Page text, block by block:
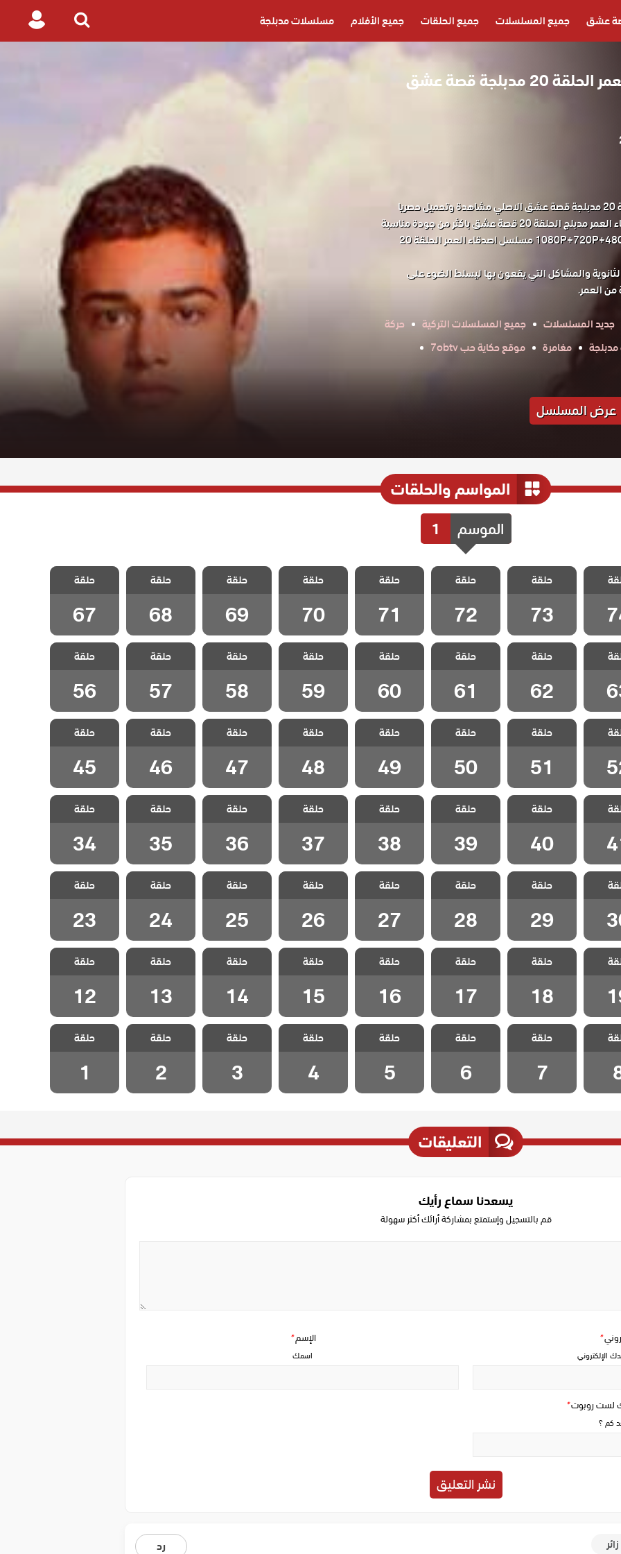
عشق جميع المسلسلات جميع الحلقات جميع الأفلام مسلسلات مدبلجة
Search
Login
مسلسل اصدقاء العمر الحلقة 20 مدبلجة قصة عشق
مسلسل اصدقاء العمر الحلقة 20 مدبلجة قصة عشق الاصلي مشاهدة وتحميل حصريا
مسلسل الدراما التركي اصدقاء العمر مدبلج الحلقة 20 قصة عشق باكثر من جودة مناسبة
للجوال 1080P+720P+480P+360P FULL HD مسلسل اصدقاء العمر الحلقة 20
والمشاكل التي يقعون بها ليسلط الضوء على
من العمر.
جديد المسلسلات جميع المسلسلات التركية
حركة
مغامرة
موقع حكاية حب 7obtv
عرض المسلسل
المواسم والحلقات
الموسم 1
74
مسلسل اصدقاء
العمر مدبلج
الحلقة 73
حلقة
73
مسلسل اصدقاء
العمر مدبلج
الحلقة 72
حلقة
72
مسلسل اصدقاء
العمر مدبلج
الحلقة 71
حلقة
71
مسلسل اصدقاء
العمر مدبلج
الحلقة 70
حلقة
70
مسلسل اصدقاء
العمر مدبلج
الحلقة 69
حلقة
69
مسلسل اصدقاء
العمر مدبلج
الحلقة 68
حلقة
68
مسلسل اصدقاء
العمر مدبلج
الحلقة 67
حلقة
67
63
مسلسل اصدقاء
العمر مدبلج
الحلقة 62
حلقة
62
مسلسل اصدقاء
العمر مدبلج
الحلقة 61
حلقة
61
مسلسل اصدقاء
العمر مدبلج
الحلقة 60
حلقة
60
مسلسل اصدقاء
العمر مدبلج
الحلقة 59
حلقة
59
مسلسل اصدقاء
العمر مدبلج
الحلقة 58
حلقة
58
مسلسل اصدقاء
العمر مدبلج
الحلقة 57
حلقة
57
مسلسل اصدقاء
العمر مدبلج
الحلقة 56
حلقة
56
52
مسلسل اصدقاء
العمر مدبلج
الحلقة 51
حلقة
51
مسلسل اصدقاء
العمر مدبلج
الحلقة 50
حلقة
50
مسلسل اصدقاء
العمر مدبلج
الحلقة 49
حلقة
49
مسلسل اصدقاء
العمر مدبلج
الحلقة 48
حلقة
48
مسلسل اصدقاء
العمر مدبلج
الحلقة 47
حلقة
47
مسلسل اصدقاء
العمر مدبلج
الحلقة 46
حلقة
46
مسلسل اصدقاء
العمر مدبلج
الحلقة 45
حلقة
45
41
مسلسل اصدقاء
العمر مدبلج
الحلقة 40
حلقة
40
مسلسل اصدقاء
العمر مدبلج
الحلقة 39
حلقة
39
مسلسل اصدقاء
العمر مدبلج
الحلقة 38
حلقة
38
مسلسل اصدقاء
العمر مدبلج
الحلقة 37
حلقة
37
مسلسل اصدقاء
العمر مدبلج
الحلقة 36
حلقة
36
مسلسل اصدقاء
العمر مدبلج
الحلقة 35
حلقة
35
مسلسل اصدقاء
العمر مدبلج
الحلقة 34
حلقة
34
30
مسلسل اصدقاء
العمر مدبلج
الحلقة 29
حلقة
29
مسلسل اصدقاء
العمر مدبلج
الحلقة 28
حلقة
28
مسلسل اصدقاء
العمر مدبلج
الحلقة 27
حلقة
27
مسلسل اصدقاء
العمر مدبلج
الحلقة 26
حلقة
26
مسلسل اصدقاء
العمر مدبلج
الحلقة 25
حلقة
25
مسلسل اصدقاء
العمر مدبلج
الحلقة 24
حلقة
24
مسلسل اصدقاء
العمر مدبلج
الحلقة 23
حلقة
23
19
مسلسل اصدقاء
العمر مدبلج
الحلقة 18
حلقة
18
مسلسل اصدقاء
العمر مدبلج
الحلقة 17
حلقة
17
مسلسل اصدقاء
العمر مدبلج
الحلقة 16
حلقة
16
مسلسل اصدقاء
العمر مدبلج
الحلقة 15
حلقة
15
مسلسل اصدقاء
العمر مدبلج
الحلقة 14
حلقة
14
مسلسل اصدقاء
العمر مدبلج
الحلقة 13
حلقة
13
مسلسل اصدقاء
العمر مدبلج
الحلقة 12
حلقة
12
8
مسلسل اصدقاء
العمر مدبلج
الحلقة 7
حلقة
7
مسلسل اصدقاء
العمر مدبلج
الحلقة 6
حلقة
6
مسلسل اصدقاء
العمر مدبلج
الحلقة 5
حلقة
5
مسلسل اصدقاء
العمر مدبلج
الحلقة 4
حلقة
4
مسلسل اصدقاء
العمر مدبلج
الحلقة 3
حلقة
3
مسلسل اصدقاء
العمر مدبلج
الحلقة 2
حلقة
2
مسلسل اصدقاء
العمر مدبلج
الحلقة 1
حلقة
1
التعليقات
يسعدنا سماع رأيك
قم بالتسجيل وإستمتع بمشاركة أرائك أكثر سهولة
لست روبوت*
كم ؟
الإسم*
اسمك
*
الإلكتروني
زائر رد